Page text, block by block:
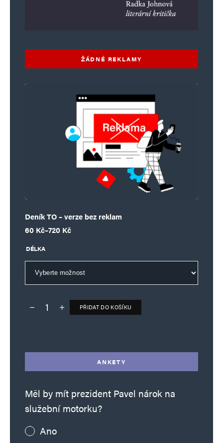
ŽÁDNÉ REKLAMY
Deník TO – verze bez reklam
60 Kč–720 Kč
Rozpětí cen: 60 Kč až 720 Kč
DÉLKA
Deník TO – verze bez reklam množství
PŘIDAT DO KOŠÍKU
ANKETY
Měl by mít prezident Pavel nárok na
služební motorku?
Ano